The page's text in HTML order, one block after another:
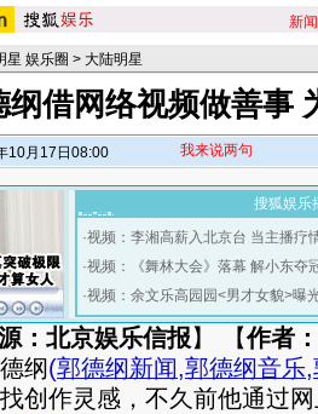
新闻
星 娱乐圈 > 大陆明星
纲借网络视频做善事
10月17日08:00 我来说两句
搜狐娱乐
·视频：李湘高薪入北京台 当主播疗
·视频：《舞林大会》落幕 解小东夺
·视频：余文乐高园园<男才女貌>曝
：北京娱乐信报】 【作者
纲(郭德纲新闻,郭德纲音乐,
创作灵感，不久前他通过